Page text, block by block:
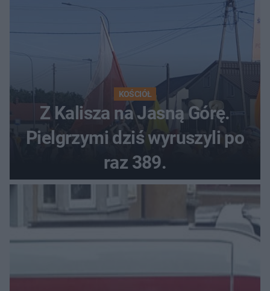
KOŚCIÓŁ
Z Kalisza na Jasną Górę.
Pielgrzymi dziś wyruszyli po
raz 389.